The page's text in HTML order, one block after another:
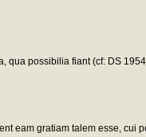
qua possibilia fiant (cf: DS
eam gratiam talem esse, cui